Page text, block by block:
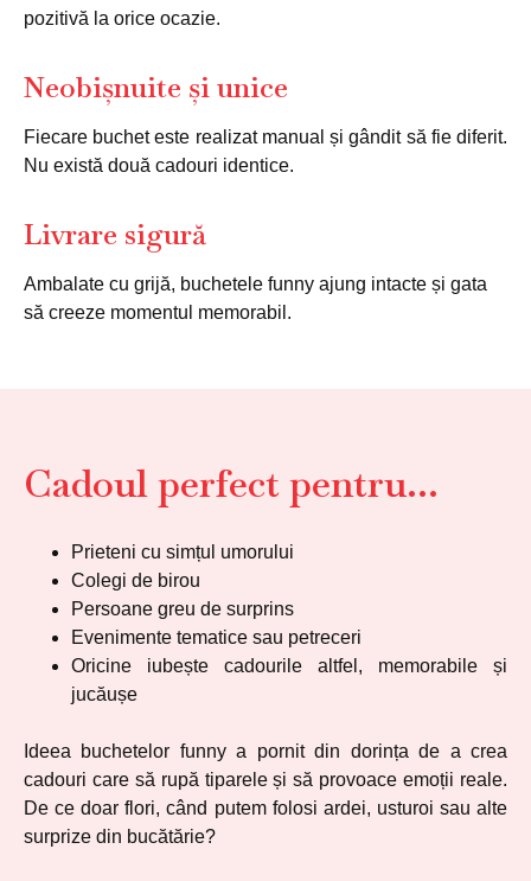
pozitivă la orice ocazie.
Neobișnuite și unice
Fiecare buchet este realizat manual și gândit să fie diferit.
Nu există două cadouri identice.
Livrare sigură
Ambalate cu grijă, buchetele funny ajung intacte și gata
să creeze momentul memorabil.
Cadoul perfect pentru…
Prieteni cu simțul umorului
Colegi de birou
Persoane greu de surprins
Evenimente tematice sau petreceri
Oricine iubește cadourile altfel, memorabile și
jucăușe
Ideea buchetelor funny a pornit din dorința de a crea
cadouri care să rupă tiparele și să provoace emoții reale.
De ce doar flori, când putem folosi ardei, usturoi sau alte
surprize din bucătărie?